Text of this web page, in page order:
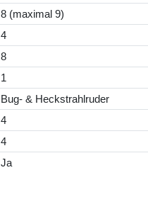
8 (maximal 9)
4
8
1
Bug- & Heckstrahlruder
4
4
Ja